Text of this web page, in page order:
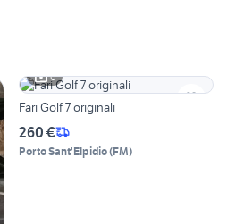
6
Fari Golf 7 originali
260 €
Porto Sant'Elpidio(FM)